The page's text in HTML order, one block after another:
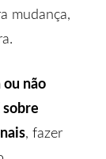
mudança,
ou não
, fazer